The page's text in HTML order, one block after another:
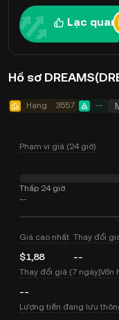
Lạc quan
Hồ sơ
Hạng 3557 --
Phạm vi giá (24 giờ)
Thấp 24 giờ
--
Giá cao nhất
$1,88
Thay đổi
--
Thay đổi giá (7 ngày)
--
Vốn
Lượng tiền đang lưu